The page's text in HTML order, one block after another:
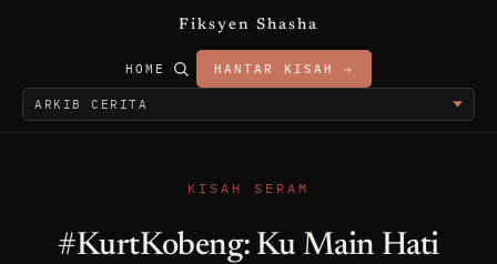
Fiksyen Shasha
HOME HANTAR KISAH →
KISAH SERAM
#KurtKobeng: Ku Main Hati